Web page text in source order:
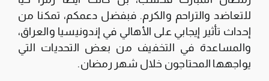
للتعاضد والتراحم والكرم. فبفضل دعمكم، تمكنا من
إحداث تأثير إيجابي على الأهالي في إندونيسيا والعراق،
والمساعدة في التخفيف من بعض التحديات التي
يواجهها المحتاجون خلال شهر رمضان.